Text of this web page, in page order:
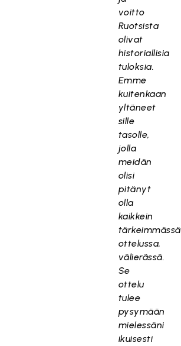
voitto
Ruotsista
olivat
historiallisia
tuloksia.
Emme
kuitenkaan
yltäneet
sille
tasolle,
jolla
meidän
olisi
pitänyt
olla
kaikkein
tärkeimmässä
ottelussa,
välierässä.
Se
ottelu
tulee
pysymään
mielessäni
ikuisesti